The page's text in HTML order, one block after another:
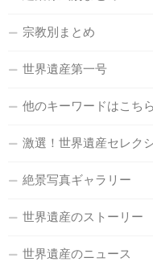
宗教別まとめ
世界遺産第一号
他のキーワードはこち
激選！世界遺産セレク
絶景写真ギャラリー
世界遺産のストーリー
世界遺産のニュース